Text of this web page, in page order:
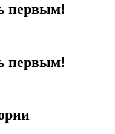
первым!
первым!